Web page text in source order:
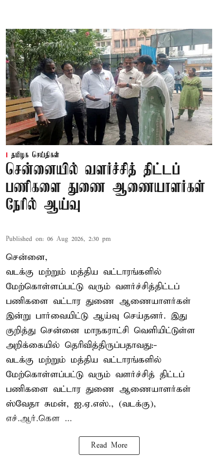
தமிழக செய்திகள்
சென்னையில் வளர்ச்சித் திட்டப்
பணிகளை துணை ஆணையாளர்கள்
நேரில் ஆய்வு
Published on: 06 Aug 2026, 2:30 pm
சென்னை,
வடக்கு மற்றும் மத்திய வட்டாரங்களில்
மேற்கொள்ளப்பட்டு வரும் வளர்ச்சித்திட்டப்
பணிகளை வட்டார துணை ஆணையாளர்கள்
இன்று பார்வையிட்டு ஆய்வு செய்தனர். இது
குறித்து சென்னை மாநகராட்சி வெளியிட்டுள்ள
அறிக்கையில் தெரிவித்திருப்பதாவது:-
வடக்கு மற்றும் மத்திய வட்டாரங்களில்
மேற்கொள்ளப்பட்டு வரும் வளர்ச்சித் திட்டப்
பணிகளை வட்டார துணை ஆணையாளர்கள்
ஸ்வேதா சுமன், ஐ.ஏ.எஸ்., (வடக்கு),
எச்.ஆர்.கௌ ...
Read More